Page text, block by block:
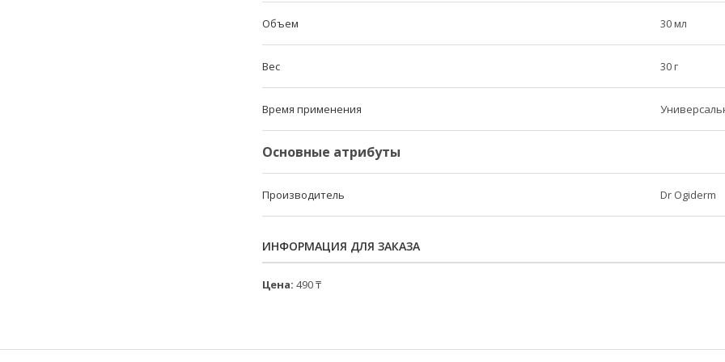
Объем 30 мл
Вес 30 г
Время применения
Основные атрибуты
Производитель Dr Ogiderm
ИНФОРМАЦИЯ ДЛЯ ЗАКАЗА
Цена: 490 ₸